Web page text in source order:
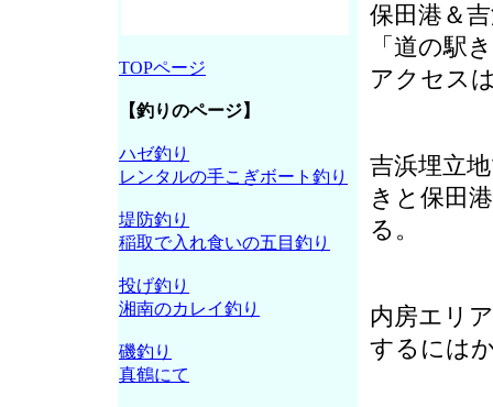
保田港＆
「道の駅
アクセス
吉浜埋立
きと保田
る。
内房エリ
するには
TOPページ
【釣りのページ】
ハゼ釣り
レンタルの手こぎボート釣り
堤防釣り
稲取で入れ食いの五目釣り
投げ釣り
湘南のカレイ釣り
磯釣り
真鶴にて